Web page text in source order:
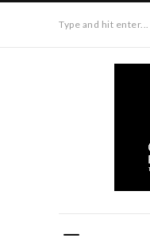
Type and hit enter...